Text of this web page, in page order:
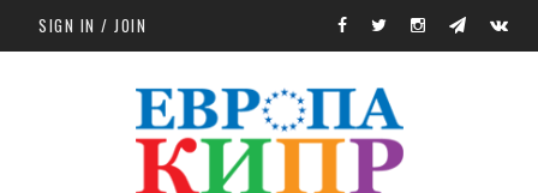
Skip to main content
SIGN IN / JOIN